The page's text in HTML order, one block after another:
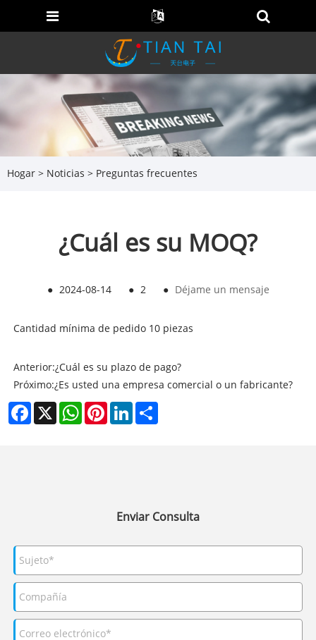
Hogar > Noticias > Preguntas frecuentes
¿Cuál es su MOQ?
● 2024-08-14 ● 2 ● Déjame un mensaje
Cantidad mínima de pedido 10 piezas
Anterior:¿Cuál es su plazo de pago?
Próximo:¿Es usted una empresa comercial o un fabricante?
Facebook
X WhatsAppPinterestLinkedIn
Enviar Consulta